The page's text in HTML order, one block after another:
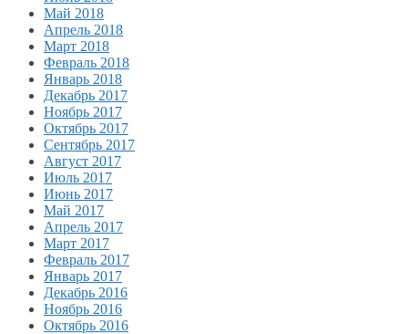
Май 2018
Апрель 2018
Март 2018
Февраль 2018
Январь 2018
Декабрь 2017
Ноябрь 2017
Октябрь 2017
Сентябрь 2017
Август 2017
Июль 2017
Июнь 2017
Май 2017
Апрель 2017
Март 2017
Февраль 2017
Январь 2017
Декабрь 2016
Ноябрь 2016
Октябрь 2016